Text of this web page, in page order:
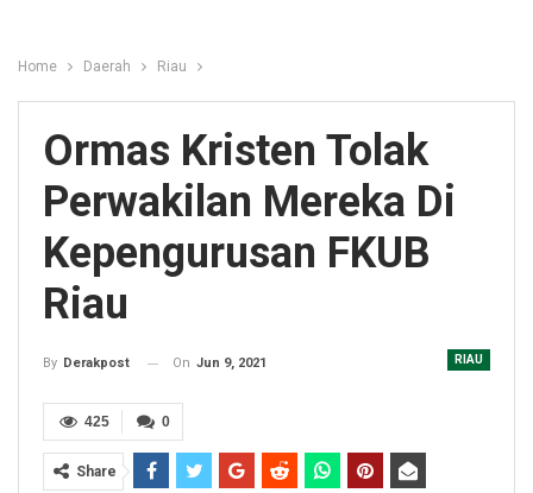
Home Daerah Riau
Ormas Kristen Tolak
Perwakilan Mereka Di
Kepengurusan FKUB
Riau
RIAU
By Derakpost On Jun 9, 2021
0
425
Share